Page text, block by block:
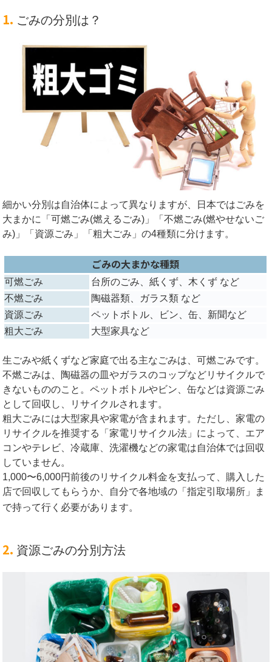
1. ごみの分別は？
細かい分別は自治体によって異なりますが、日本ではごみを
大まかに「可燃ごみ(燃えるごみ)」「不燃ごみ(燃やせないご
み)」「資源ごみ」「粗大ごみ」の4種類に分けます。
ごみの大まかな種類
可燃ごみ
台所のごみ、紙くず、木くず など
不燃ごみ
陶磁器類、ガラス類 など
資源ごみ
ペットボトル、ビン、缶、新聞など
粗大ごみ
大型家具など
生ごみや紙くずなど家庭で出る主なごみは、可燃ごみです。
不燃ごみは、陶磁器の皿やガラスのコップなどリサイクルで
きないもののこと。ペットボトルやビン、缶などは資源ごみ
として回収し、リサイクルされます。
粗大ごみには大型家具や家電が含まれます。ただし、家電の
リサイクルを推奨する「家電リサイクル法」によって、エア
コンやテレビ、冷蔵庫、洗濯機などの家電は自治体では回収
していません。
1,000〜6,000円前後のリサイクル料金を支払って、購入した
店で回収してもらうか、自分で各地域の「指定引取場所」ま
で持って行く必要があります。
2. 資源ごみの分別方法